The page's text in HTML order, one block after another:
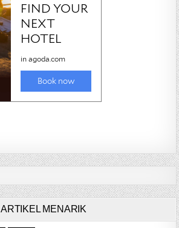
ARTIKEL MENARIK